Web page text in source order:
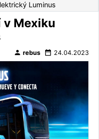
Luminus
v Mexiku
person rebus date_range 24.04.2023